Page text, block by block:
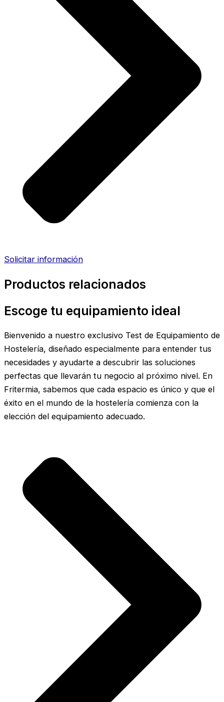
Solicitar información
Productos relacionados
Escoge tu equipamiento ideal
Bienvenido a nuestro exclusivo Test de Equipamiento de
Hostelería, diseñado especialmente para entender tus
necesidades y ayudarte a descubrir las soluciones
perfectas que llevarán tu negocio al próximo nivel. En
Fritermia, sabemos que cada espacio es único y que el
éxito en el mundo de la hostelería comienza con la
elección del equipamiento adecuado.